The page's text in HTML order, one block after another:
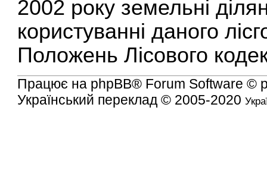
2002 року земельні
користуванні даного
Положень Лісового
Працює на phpBB® Forum Software ©
Український переклад © 2005-2020